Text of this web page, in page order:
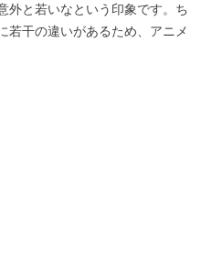
外と若いなという印象です。ち
若干の違いがあるため、アニメ